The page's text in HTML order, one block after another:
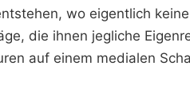
wo eigentlich
die ihnen jegliche
auf einem medialen